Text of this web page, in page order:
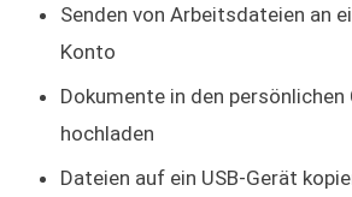
Senden von Arbeitsdateien an
Konto
Dokumente in den persönlichen
hochladen
Dateien auf ein USB-Gerät